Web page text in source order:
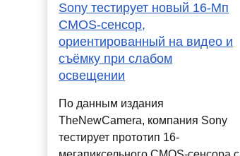
Sony тестирует новый 16-Мп
CMOS-сенсор,
ориентированный на видео и
съёмку при слабом
освещении
По данным издания
TheNewCamera, компания Sony
тестирует прототип 16-